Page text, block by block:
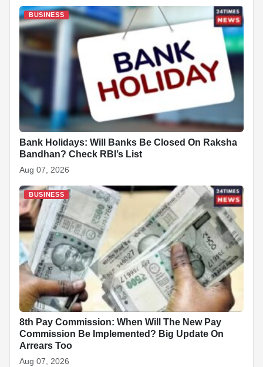
BUSINESS
Bank Holidays: Will Banks Be Closed On Raksha
Bandhan? Check RBI’s List
Aug 07, 2026
BUSINESS
8th Pay Commission: When Will The New Pay
Commission Be Implemented? Big Update On
Arrears Too
Aug 07, 2026